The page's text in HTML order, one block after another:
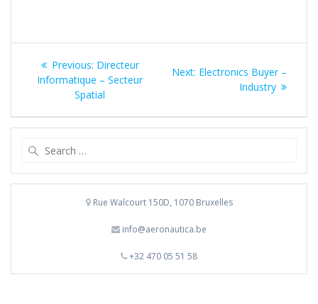
Bericht
navigatie
Previous: Previous
post:
Directeur
Informatique – Secteur
Spatial
Next: Next
Electronics Buyer –
Industry
Rue Walcourt 150D, 1070 Bruxelles
info@aeronautica.be
+32 470 05 51 58